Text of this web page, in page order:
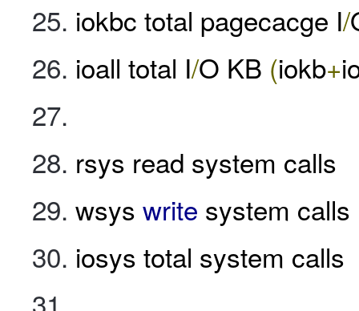
iokbc total pagecacge I/
ioall total I/O KB (iokb+
rsys read system calls
wsys write system calls
iosys total system calls